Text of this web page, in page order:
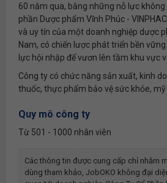
60 năm qua, bằng những nỗ lực
phần Dược phẩm Vĩnh Phúc -
và uy tín của một doanh nghiệp dược
Nam, có chiến lược phát triển bền
lực hội nhập để vươn lên tầm khu vực
Công ty có chức năng sản xuất, kinh
thuốc, thực phẩm bảo vệ sức khỏe, mỹ
Quy mô công ty
Từ 501 - 1000 nhân viên
Các thông tin được cung cấp chỉ nhằm
dùng tham khảo, JobOKO không đại